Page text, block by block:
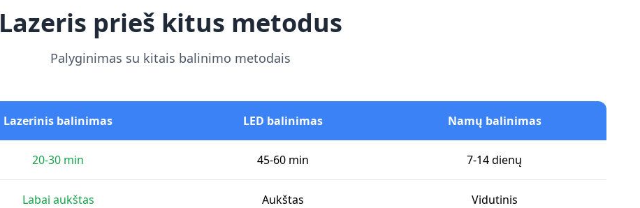
Lazeris prieš kitus metodus
Palyginimas su kitais balinimo metodais
Lazerinis balinimas LED balinimas Namų balinimas
20-30 min 45-60 min 7-14 dienų
Labai aukštas Aukštas Vidutinis